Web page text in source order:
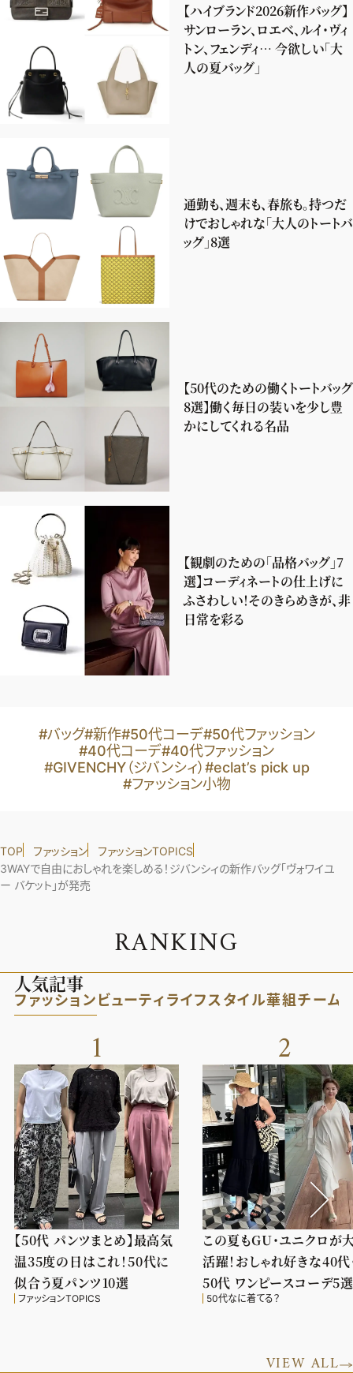
【ハイブランド2026新作バッグ】
サンローラン、ロエベ、ルイ・ヴィ
トン、フェンディ… 今欲しい「大
人の夏バッグ」
通勤も、週末も、春旅も。持つだ
けでおしゃれな「大人のトートバ
ッグ」8選
【50代のための働くトートバッグ
8選】働く毎日の装いを少し豊
かにしてくれる名品
【観劇のための「品格バッグ」7
選】コーディネートの仕上げに
ふさわしい！そのきらめきが、非
日常を彩る
#バッグ#新作#50代コーデ#50代ファッション
#40代コーデ#40代ファッション
#GIVENCHY（ジバンシィ）#eclat’s pick up
#ファッション小物
TOP ファッション
ファッションTOPICS
3WAYで自由におしゃれを楽しめる！ジバンシィの新作バッグ「ヴォワイユ
ー バケット」が発売
RANKING
人気記事
ファッション ビューティライフスタイル華組チーム
1
【50代 パンツまとめ】最高気
温35度の日はこれ！50代に
似合う夏パンツ10選
ファッションTOPICS
2
この夏もGU・ユニクロが
活躍！おしゃれ好きな40代
50代 ワンピースコーデ5
50代なに着てる？
VIEW ALL